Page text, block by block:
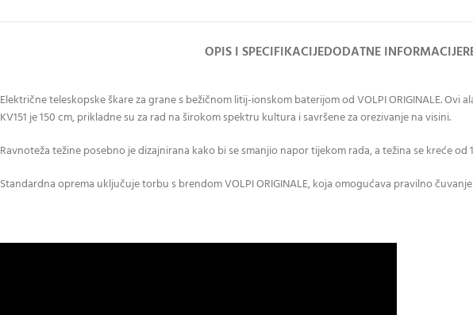
OPIS I SPECIFIKACIJEDODATNE INFORMACIJE
Električne teleskopske škare za grane s bežičnom litij-ionskom baterijom od VOLPI ORIGINALE.
KV151 je 150 cm, prikladne su za rad na širokom spektru kultura i savršene za orezivanje na visini.
Ravnoteža težine posebno je dizajnirana kako bi se smanjio napor tijekom rada, a težina se kreće
Standardna oprema uključuje torbu s brendom VOLPI ORIGINALE, koja omogućava pravilno